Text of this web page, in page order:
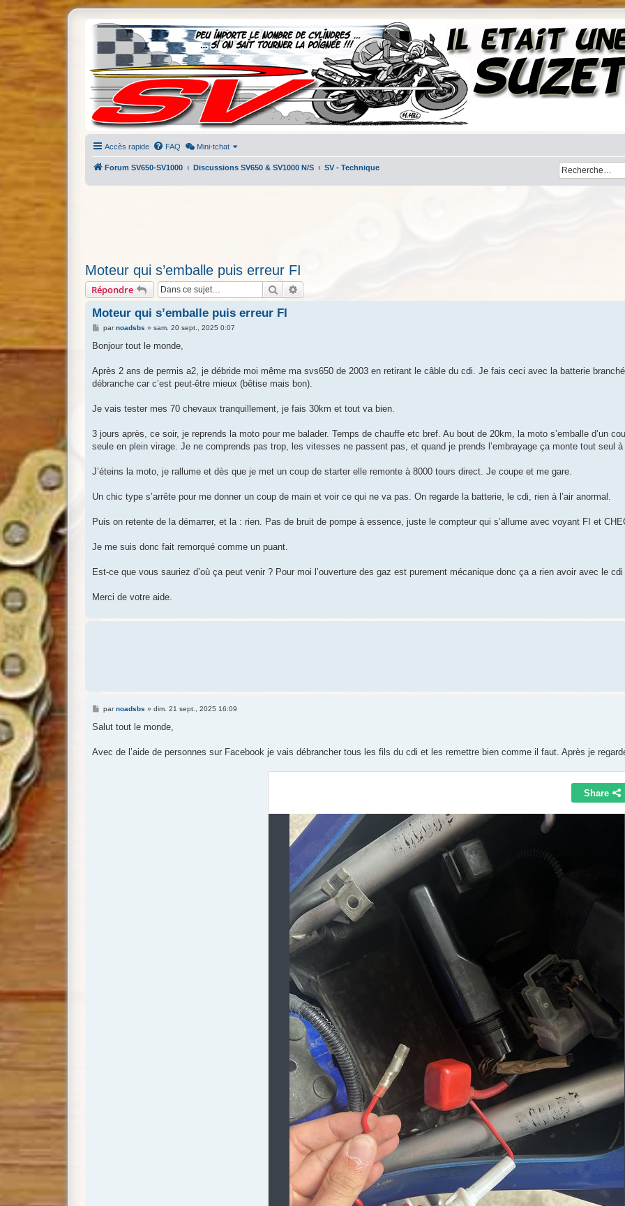
Accès rapide FAQ Mini-tchat
Forum SV650-SV1000 Discussions SV650 & SV1000 N/S SV - Technique
Moteur qui s’emballe puis erreur FI
Répondre Rechercher
Moteur qui s’emballe puis erreur FI
M
s
g
parnoadsbs » sam. 20 sept., 2025 0:07
Bonjour tout le monde,
Après 2 ans de permis a2, je débride moi même ma svs650 de 2003 en retirant le câble du cdi. Je fais ceci avec la batterie
débranche car c’est peut-être mieux (bêtise mais bon).
Je vais tester mes 70 chevaux tranquillement, je fais 30km et tout va bien.
3 jours après, ce soir, je reprends la moto pour me balader. Temps de chauffe etc bref. Au bout de 20km, la moto s’emballe d’un
seule en plein virage. Je ne comprends pas trop, les vitesses ne passent pas, et quand je prends l’embrayage ça monte tout seul à
J’éteins la moto, je rallume et dès que je met un coup de starter elle remonte à 8000 tours direct. Je coupe et me gare.
Un chic type s’arrête pour me donner un coup de main et voir ce qui ne va pas. On regarde la batterie, le cdi, rien à l’air anormal.
Puis on retente de la démarrer, et la : rien. Pas de bruit de pompe à essence, juste le compteur qui s’allume avec voyant FI et
Je me suis donc fait remorqué comme un puant.
Est-ce que vous sauriez d’où ça peut venir ? Pour moi l’ouverture des gaz est purement mécanique donc ça a rien avoir avec le cdi
Merci de votre aide.
M
s
g
parnoadsbs » dim. 21 sept., 2025 16:09
Salut tout le monde,
Avec de l’aide de personnes sur Facebook je vais débrancher tous les fils du cdi et les remettre bien comme il faut. Après je